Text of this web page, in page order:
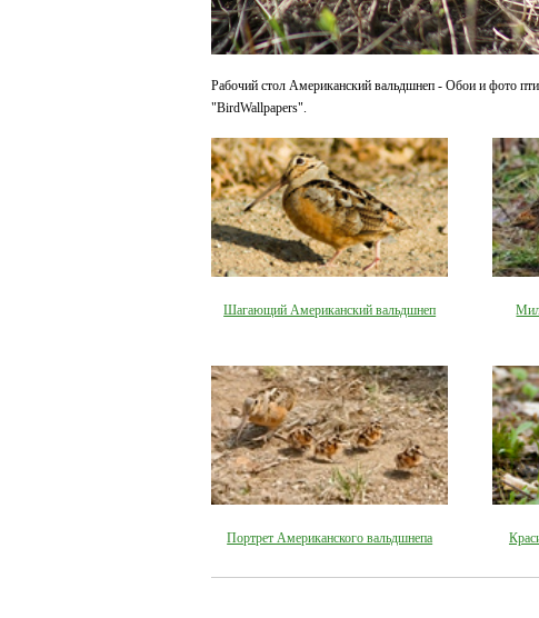
Рабочий стол Американский вальдшнеп - Обои и фото
"BirdWallpapers".
Шагающий Американский вальдшнеп
Портрет Американского вальдшнепа